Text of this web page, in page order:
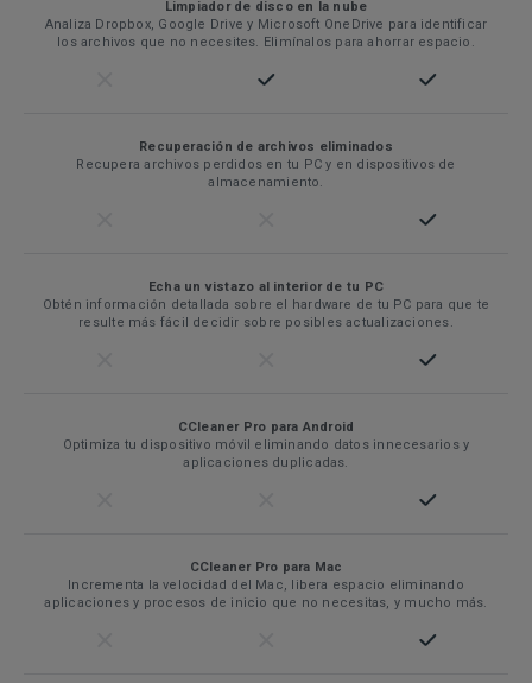
Limpiador de disco en la nube
Analiza Dropbox, Google Drive y Microsoft OneDrive para identificar
los archivos que no necesites. Elimínalos para ahorrar espacio.
Recuperación de archivos eliminados
Recupera archivos perdidos en tu PC y en dispositivos de
almacenamiento.
Echa un vistazo al interior de tu PC
Obtén información detallada sobre el hardware de tu PC para que te
resulte más fácil decidir sobre posibles actualizaciones.
CCleaner Pro para Android
Optimiza tu dispositivo móvil eliminando datos innecesarios y
aplicaciones duplicadas.
CCleaner Pro para Mac
Incrementa la velocidad del Mac, libera espacio eliminando
aplicaciones y procesos de inicio que no necesitas, y mucho más.